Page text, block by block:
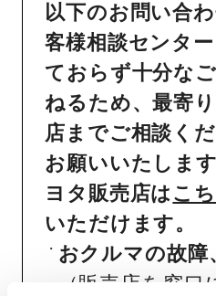
以下のお問い合
客様相談センタ
ておらず十分な
ねるため、最寄
店までご相談く
お願いいたしま
ヨタ販売店はこ
いただけます。
おクルマの故障
（販売店を窓